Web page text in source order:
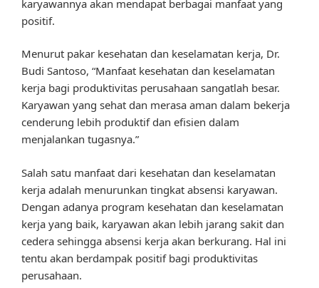
karyawannya akan mendapat berbagai manfaat yang
positif.
Menurut pakar kesehatan dan keselamatan kerja, Dr.
Budi Santoso, “Manfaat kesehatan dan keselamatan
kerja bagi produktivitas perusahaan sangatlah besar.
Karyawan yang sehat dan merasa aman dalam bekerja
cenderung lebih produktif dan efisien dalam
menjalankan tugasnya.”
Salah satu manfaat dari kesehatan dan keselamatan
kerja adalah menurunkan tingkat absensi karyawan.
Dengan adanya program kesehatan dan keselamatan
kerja yang baik, karyawan akan lebih jarang sakit dan
cedera sehingga absensi kerja akan berkurang. Hal ini
tentu akan berdampak positif bagi produktivitas
perusahaan.